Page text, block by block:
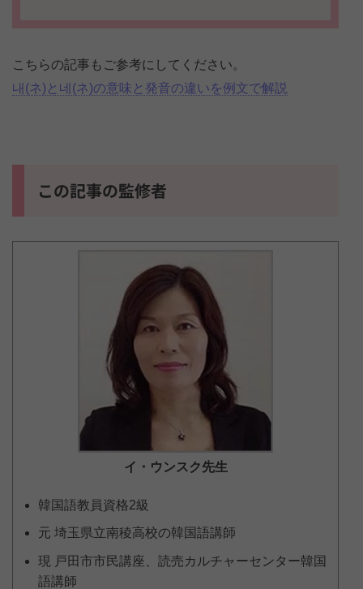
こちらの記事もご参考にしてください。
내(ネ)と네(ネ)の意味と発音の違いを例文で解説
この記事の監修者
イ・ウンスク先生
韓国語教員資格2級
元 埼玉県立南稜高校の韓国語講師
現 戸田市市民講座、読売カルチャーセンター韓国
語講師